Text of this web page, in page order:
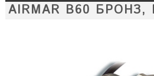
AIRMAR B60